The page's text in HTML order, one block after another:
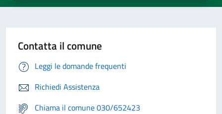
Contatta il comune
Leggi le domande frequenti
Richiedi Assistenza
Chiama il comune 030/652423